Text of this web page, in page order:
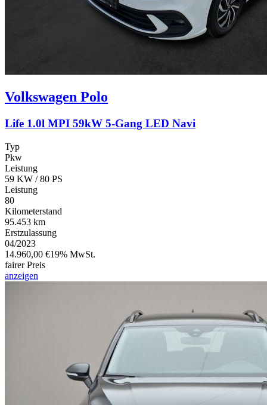
Volkswagen Polo
Life 1.0l MPI 59kW 5-Gang LED Navi
Typ
Pkw
Leistung
59 KW / 80 PS
Leistung
80
Kilometerstand
95.453 km
Erstzulassung
04/2023
14.960,00 €19% MwSt.
fairer Preis
anzeigen